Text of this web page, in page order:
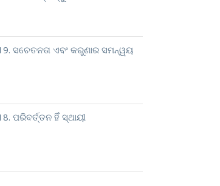
ସଚେତନତା ଏବଂ କରୁଣାର ସମନ୍ୱୟ
ପରିବର୍ତ୍ତନ ହିଁ ସ୍ଥାୟୀ